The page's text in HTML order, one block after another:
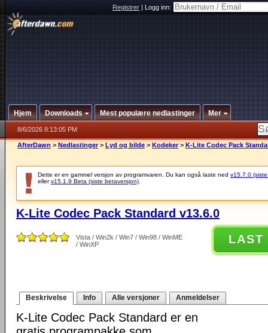
Registrer|Logg inn:
Hjem Downloads Mest populære nedlastinger Mer
8/6/2026 8:13:05 PM
AfterDawn > Nedlastinger > Lyd og bilde > Kodeker > K-Lite Codec Pack
Dette er en gammel versjon av programvaren. Du kan også laste ned v15.7.0
ellerv15.1.9 Beta (siste betaversjon)
K-Lite Codec Pack Standard v13.6.0
Vista / Win2k / Win7 / Win98 / WinME
/ WinXP
LAST
Beskrivelse Info Alle versjoner Anmeldelser
K-Lite Codec Pack Standard er en